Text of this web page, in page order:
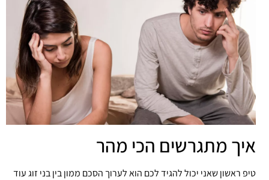
איך מתגרשים הכי מהר
טיפ ראשון שאני יכול להגיד לכם הוא לערוך הסכם ממון בין בני זוג עוד